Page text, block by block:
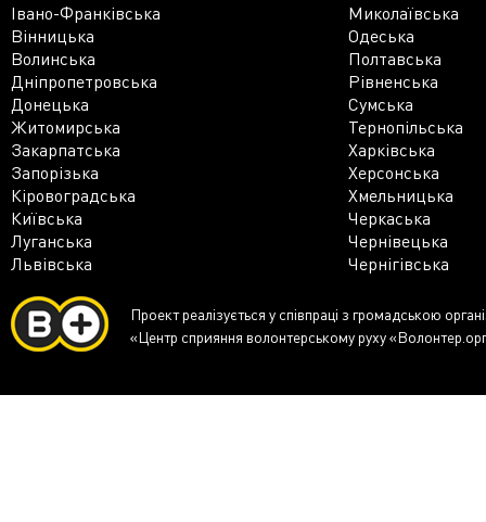
Івано-Франківська
Миколаївська
Вінницька
Одеська
Волинська
Полтавська
Дніпропетровська
Рівненська
Донецька
Сумська
Житомирська
Тернопільська
Закарпатська
Харківська
Запорізька
Херсонська
Кіровоградська
Хмельницька
Київська
Черкаська
Луганська
Чернівецька
Львівська
Чернігівська
Проект реалізується у співпраці з громадською
«Центр сприяння волонтерському руху